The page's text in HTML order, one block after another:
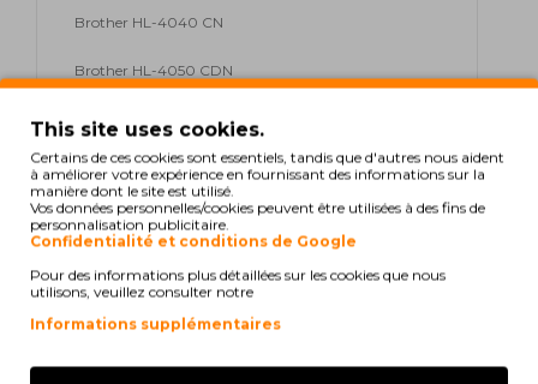
Brother HL-4040 CN
Brother HL-4050 CDN
Brother HL-4050 CDNLT
Brother HL-4070 CDW
Brother MFC-9440 CDW
This site uses cookies.
Certains de ces cookies sont essentiels, tandis que d'autres nous aident
à améliorer votre expérience en fournissant des informations sur la
manière dont le site est utilisé.
Vos données personnelles/cookies peuvent être utilisées à des fins de
personnalisation publicitaire.
Confidentialité et conditions de Google
Pour des informations plus détaillées sur les cookies que nous
utilisons, veuillez consulter notre
Informations supplémentaires